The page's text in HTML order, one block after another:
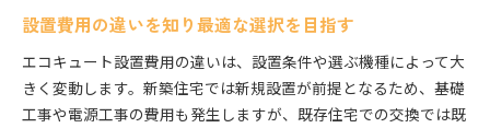
設置費用の違いを知り最適な選択を目指す
エコキュート設置費用の違いは、設置条件や選ぶ機種によって大
きく変動します。新築住宅では新規設置が前提となるため、基礎
工事や電源工事の費用も発生しますが、既存住宅での交換では既